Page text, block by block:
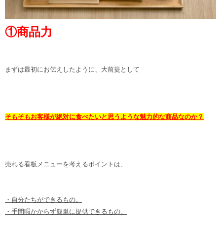
①商品力
まずは最初にお伝えしたように、大前提として
そもそもお客様が絶対に食べたいと思うような魅力的な商品なのか？
売れる看板メニューを考えるポイントは、
・自分たちができるもの。
・手間暇かからず簡単に提供できるもの。